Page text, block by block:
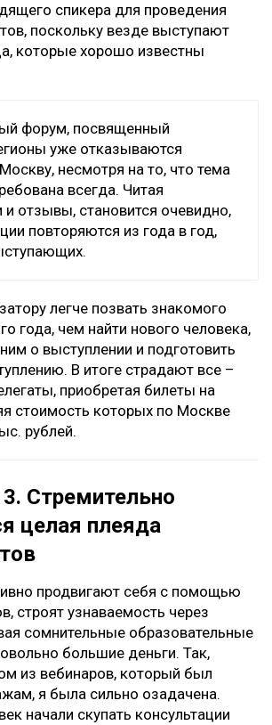
спикера для проведения
поскольку везде выступают
которые хорошо известны
форум, посвященный
уже отказываются
несмотря на то, что тема
всегда. Читая
отзывы, становится очевидно,
повторяются из года в год,
легче позвать знакомого
года, чем найти нового человека,
о выступлении и подготовить
В итоге страдают все –
приобретая билеты на
стоимость которых по Москве
рублей.
Стремительно
целая плеяда
продвигают себя с помощью
строят узнаваемость через
сомнительные образовательные
большие деньги. Так,
из вебинаров, который был
я была сильно озадачена.
начали скупать консультации